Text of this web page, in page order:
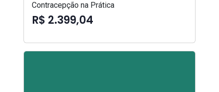
Contracepção na Prática
R$ 2.399,04